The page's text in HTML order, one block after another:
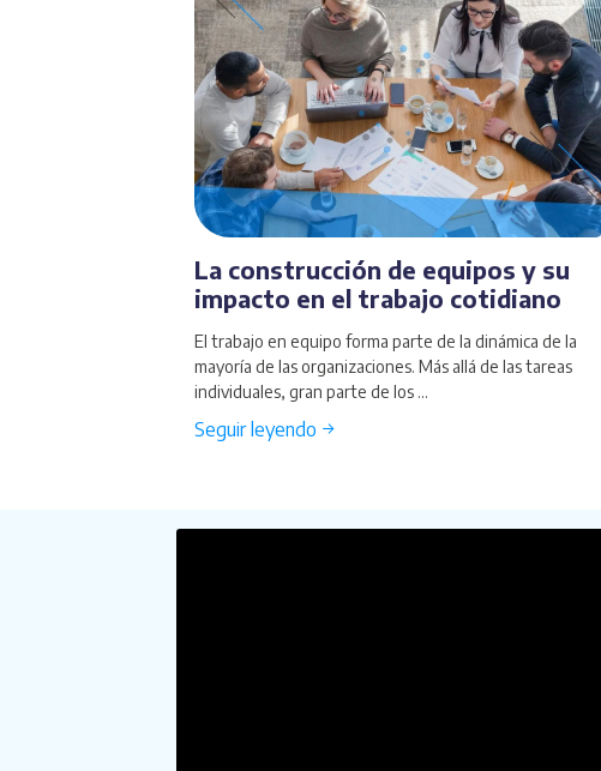
La construcción de equipos y su
impacto en el trabajo cotidiano
El trabajo en equipo forma parte de la dinámica de la
mayoría de las organizaciones. Más allá de las tareas
individuales, gran parte de los ...
Seguir leyendo →